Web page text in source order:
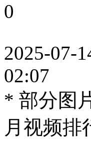
0
2025-07-
02:07
* 部分图
月视频排